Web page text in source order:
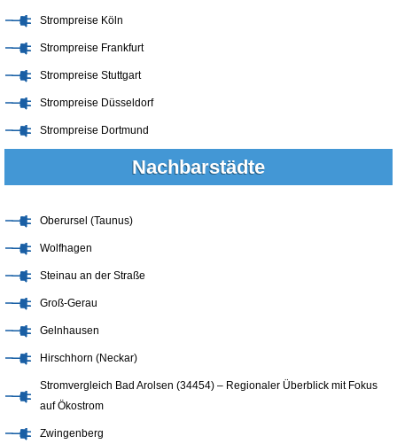
Strompreise Köln
Strompreise Frankfurt
Strompreise Stuttgart
Strompreise Düsseldorf
Strompreise Dortmund
Nachbarstädte
Oberursel (Taunus)
Wolfhagen
Steinau an der Straße
Groß-Gerau
Gelnhausen
Hirschhorn (Neckar)
Stromvergleich Bad Arolsen (34454) – Regionaler Überblick mit Fokus
auf Ökostrom
Zwingenberg